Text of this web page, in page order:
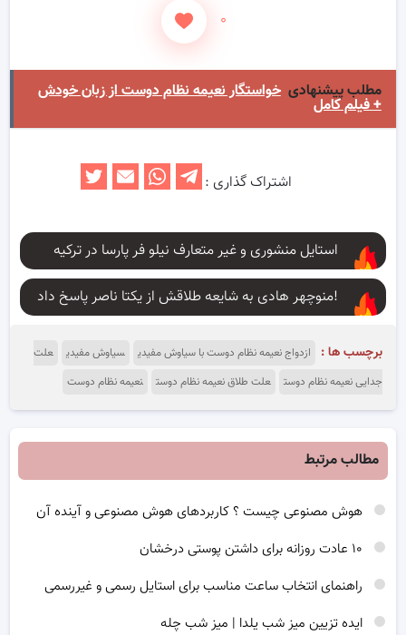
۰
مطلب پیشنهادی خواستگار نعیمه نظام دوست از زبان خودش
+ فیلم کامل
اشتراک گذاری :
استایل منشوری و غیر متعارف نیلو فر پارسا در ترکیه
منوچهر هادی به شایعه طلاقش از یکتا ناصر پاسخ داد!
برچسب ها : ازدواج نعیمه نظام دوست با سیاوش مفیدی سیاوش مفیدی
علت
جدایی نعیمه نظام دوست
علت طلاق نعیمه نظام دوست نعیمه نظام دوست
مطالب مرتبط
هوش مصنوعی چیست ؟ کاربردهای هوش مصنوعی و آینده آن
راهنمای انتخاب ساعت مناسب برای استایل رسمی و غیررسمی
ایده تزیین میز شب یلدا | میز شب چله